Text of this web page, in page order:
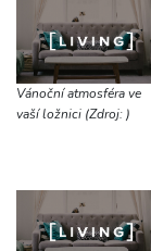
Vánoční atmosféra ve
vaší ložnici (Zdroj: )